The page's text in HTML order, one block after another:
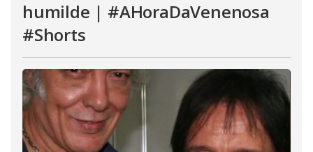
humilde | #AHoraDaVenenosa
#Shorts